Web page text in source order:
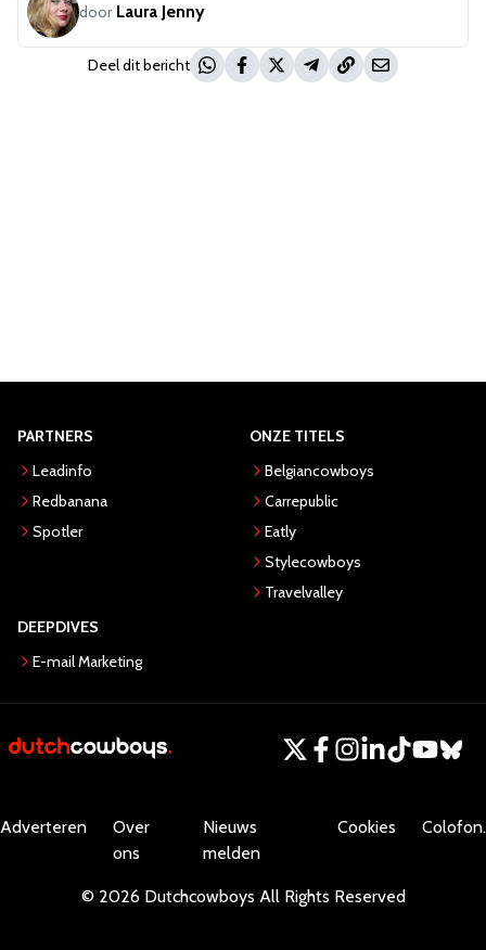
door Laura Jenny
Deel dit bericht
PARTNERS
Leadinfo
Redbanana
Spotler
ONZE TITELS
Belgiancowboys
Carrepublic
Eatly
Stylecowboys
Travelvalley
DEEPDIVES
E-mail Marketing
Adverteren
Over
ons
Nieuws
melden
Cookies Colofon.
© 2026 Dutchcowboys All Rights Reserved